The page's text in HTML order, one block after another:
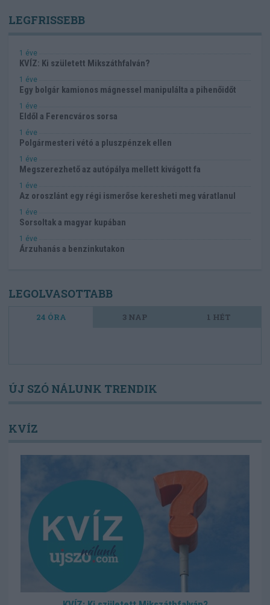
LEGFRISSEBB
1 éve
KVÍZ: Ki született Mikszáthfalván?
1 éve
Egy bolgár kamionos mágnessel manipulálta a pihenőidőt
1 éve
Eldől a Ferencváros sorsa
1 éve
Polgármesteri vétó a pluszpénzek ellen
1 éve
Megszerezhető az autópálya mellett kivágott fa
1 éve
Az oroszlánt egy régi ismerőse keresheti meg váratlanul
1 éve
Sorsoltak a magyar kupában
1 éve
Árzuhanás a benzinkutakon
LEGOLVASOTTABB
24 ÓRA 3 NAP 1 HÉT
ÚJ SZÓ NÁLUNK TRENDIK
KVÍZ